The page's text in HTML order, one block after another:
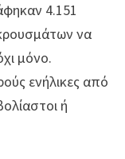
4.151
να
μόνο.
ενήλικες από
ή